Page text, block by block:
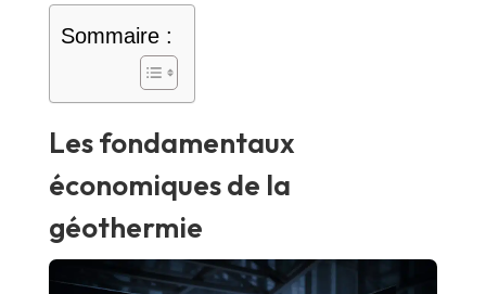
Sommaire :
Les fondamentaux
économiques de la
géothermie